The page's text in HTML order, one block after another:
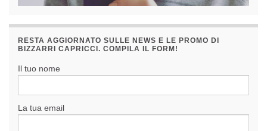
RESTA AGGIORNATO SULLE NEWS E LE PROMO DI
BIZZARRI CAPRICCI. COMPILA IL FORM!
Il tuo nome
La tua email